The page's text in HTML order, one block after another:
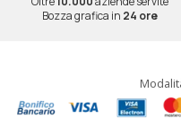
Bozza grafica in 24 ore